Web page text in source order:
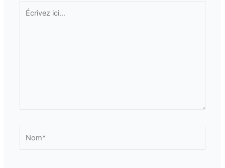
Écrivez